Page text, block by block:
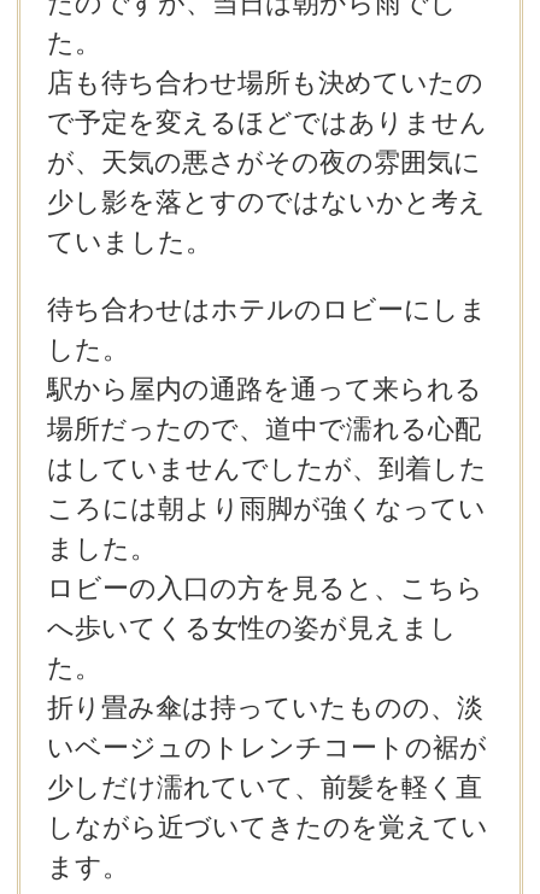
た。
店も待ち合わせ場所も決めていたの
で予定を変えるほどではありません
が、天気の悪さがその夜の雰囲気に
少し影を落とすのではないかと考え
ていました。
待ち合わせはホテルのロビーにしま
した。
駅から屋内の通路を通って来られる
場所だったので、道中で濡れる心配
はしていませんでしたが、到着した
ころには朝より雨脚が強くなってい
ました。
ロビーの入口の方を見ると、こちら
へ歩いてくる女性の姿が見えまし
た。
折り畳み傘は持っていたものの、淡
いベージュのトレンチコートの裾が
少しだけ濡れていて、前髪を軽く直
しながら近づいてきたのを覚えてい
ます。